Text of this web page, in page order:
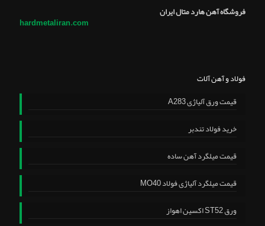
فروشگاه آهن هارد متال ایران
hardmetaliran.com
فولاد و آهن آلات
قیمت ورق آلیاژی A283
خرید فولاد تندبر
قیمت میلگرد آهن ساده
قیمت میلگرد آلیاژی فولاد MO40
ورق ST52 اکسین اهواز